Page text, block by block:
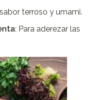
terroso y umami.
: Para aderezar las